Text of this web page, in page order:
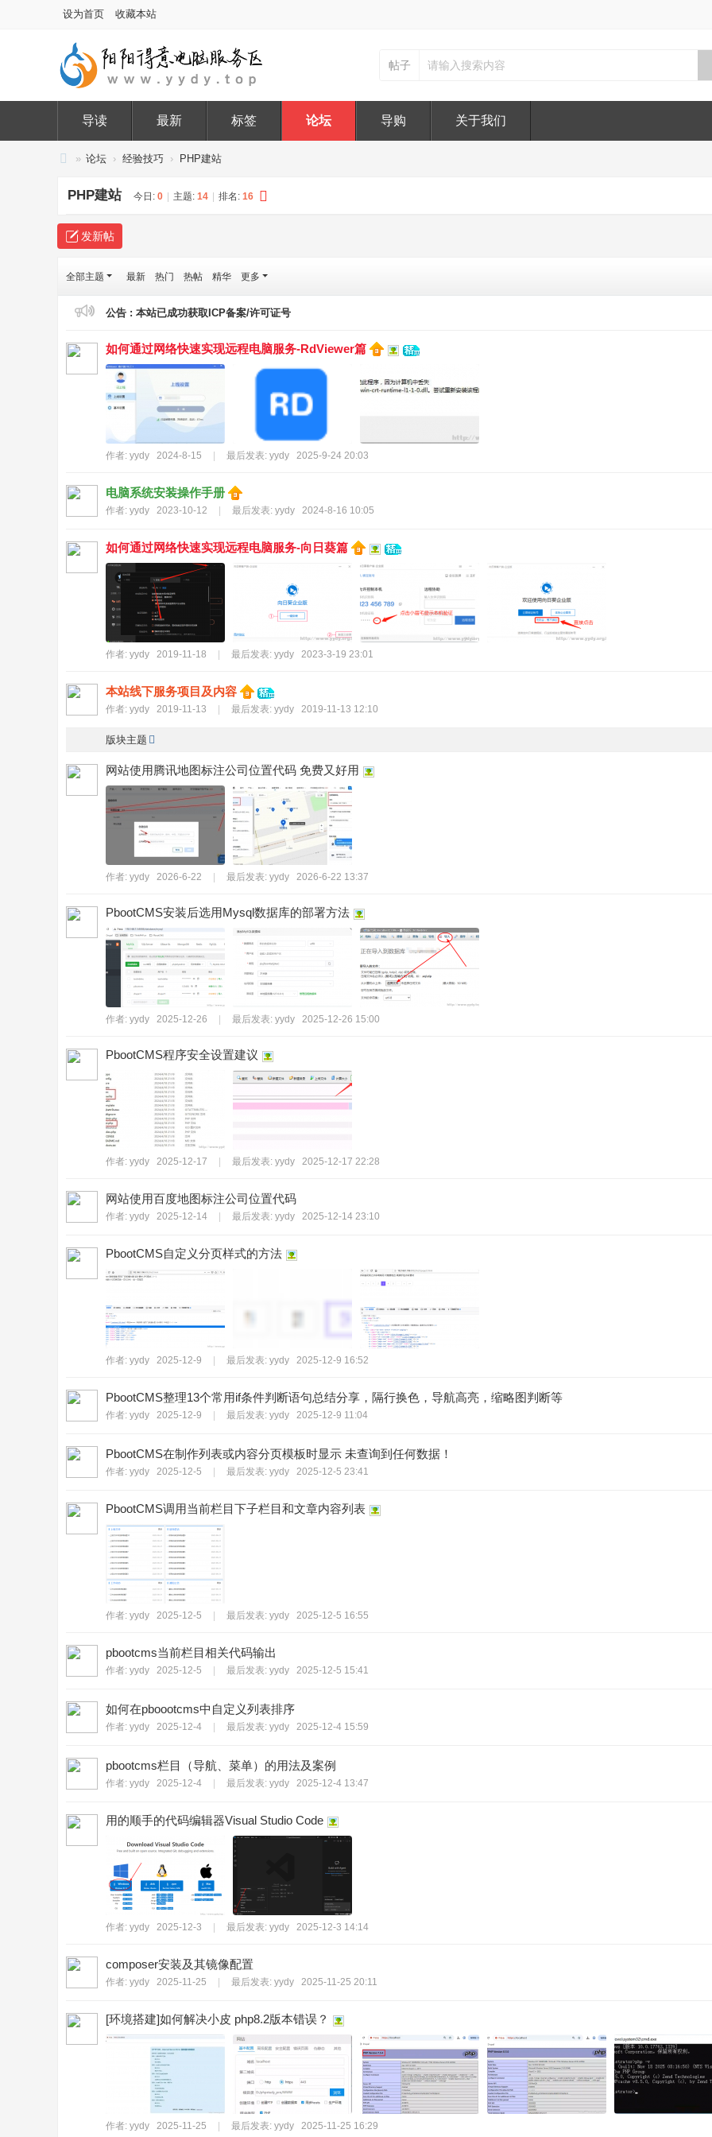
设为首页 收藏本站
帖子
导读 最新 标签 论坛 导购 关于我们
得
意
电
脑
务
的
纯
电
脑
网
» 论坛 › 经验技巧 › PHP建站
PHP建站 今日: 0 主题: 14 排名: 16
发新帖
全部主题 最新 热门 热帖 精华 更多
公告 : 本站已成功获取ICP备案/许可证号
如何通过网络快速实现远程电脑服务-RdViewer篇
作者: yydy 2024-8-15 最后发表: yydy 2025-9-24 20:03
电脑系统安装操作手册
作者: yydy 2023-10-12 最后发表: yydy 2024-8-16 10:05
如何通过网络快速实现远程电脑服务-向日葵篇
作者: yydy 2019-11-18 最后发表: yydy 2023-3-19 23:01
本站线下服务项目及内容
作者: yydy 2019-11-13 最后发表: yydy 2019-11-13 12:10
版块主题
网站使用腾讯地图标注公司位置代码 免费又好用
作者: yydy 2026-6-22 最后发表: yydy 2026-6-22 13:37
PbootCMS安装后选用Mysql数据库的部署方法
作者: yydy 2025-12-26 最后发表: yydy 2025-12-26 15:00
PbootCMS程序安全设置建议
作者: yydy 2025-12-17 最后发表: yydy 2025-12-17 22:28
网站使用百度地图标注公司位置代码
作者: yydy 2025-12-14 最后发表: yydy 2025-12-14 23:10
PbootCMS自定义分页样式的方法
作者: yydy 2025-12-9 最后发表: yydy 2025-12-9 16:52
PbootCMS整理13个常用if条件判断语句总结分享，隔行换色，导航高亮，缩略图判断等
作者: yydy 2025-12-9 最后发表: yydy 2025-12-9 11:04
PbootCMS在制作列表或内容分页模板时显示 未查询到任何数据！
作者: yydy 2025-12-5 最后发表: yydy 2025-12-5 23:41
PbootCMS调用当前栏目下子栏目和文章内容列表
作者: yydy 2025-12-5 最后发表: yydy 2025-12-5 16:55
pbootcms当前栏目相关代码输出
作者: yydy 2025-12-5 最后发表: yydy 2025-12-5 15:41
如何在pboootcms中自定义列表排序
作者: yydy 2025-12-4 最后发表: yydy 2025-12-4 15:59
pbootcms栏目（导航、菜单）的用法及案例
作者: yydy 2025-12-4 最后发表: yydy 2025-12-4 13:47
用的顺手的代码编辑器Visual Studio Code
作者: yydy 2025-12-3 最后发表: yydy 2025-12-3 14:14
composer安装及其镜像配置
作者: yydy 2025-11-25 最后发表: yydy 2025-11-25 20:11
[环境搭建]如何解决小皮 php8.2版本错误？
作者: yydy 2025-11-25 最后发表: yydy 2025-11-25 16:29